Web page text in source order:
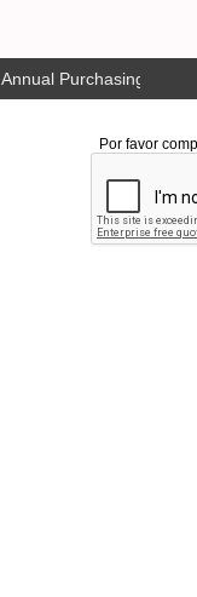
Annual Purchasing Plan
Por favor